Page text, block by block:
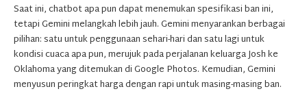
Saat ini, chatbot apa pun dapat menemukan spesifikasi ban ini,
tetapi Gemini melangkah lebih jauh. Gemini menyarankan berbagai
pilihan: satu untuk penggunaan sehari-hari dan satu lagi untuk
kondisi cuaca apa pun, merujuk pada perjalanan keluarga Josh ke
Oklahoma yang ditemukan di Google Photos. Kemudian, Gemini
menyusun peringkat harga dengan rapi untuk masing-masing ban.